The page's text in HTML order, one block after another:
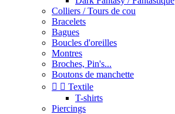
Colliers / Tours de cou
Bracelets
Bagues
Boucles d'oreilles
Montres
Broches, Pin's...
Boutons de manchette
  Textile
T-shirts
Piercings